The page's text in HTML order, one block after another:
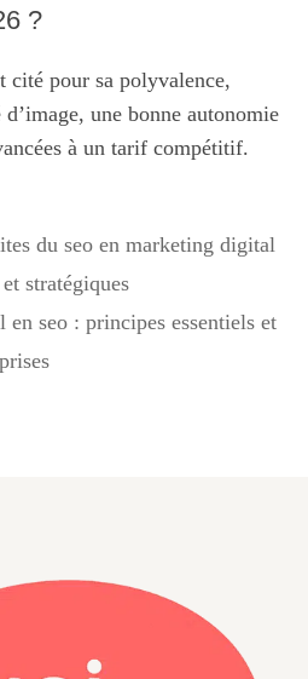
?
pour sa polyvalence,
une bonne autonomie
à un tarif compétitif.
du seo en marketing digital
stratégiques
en seo : principes essentiels et